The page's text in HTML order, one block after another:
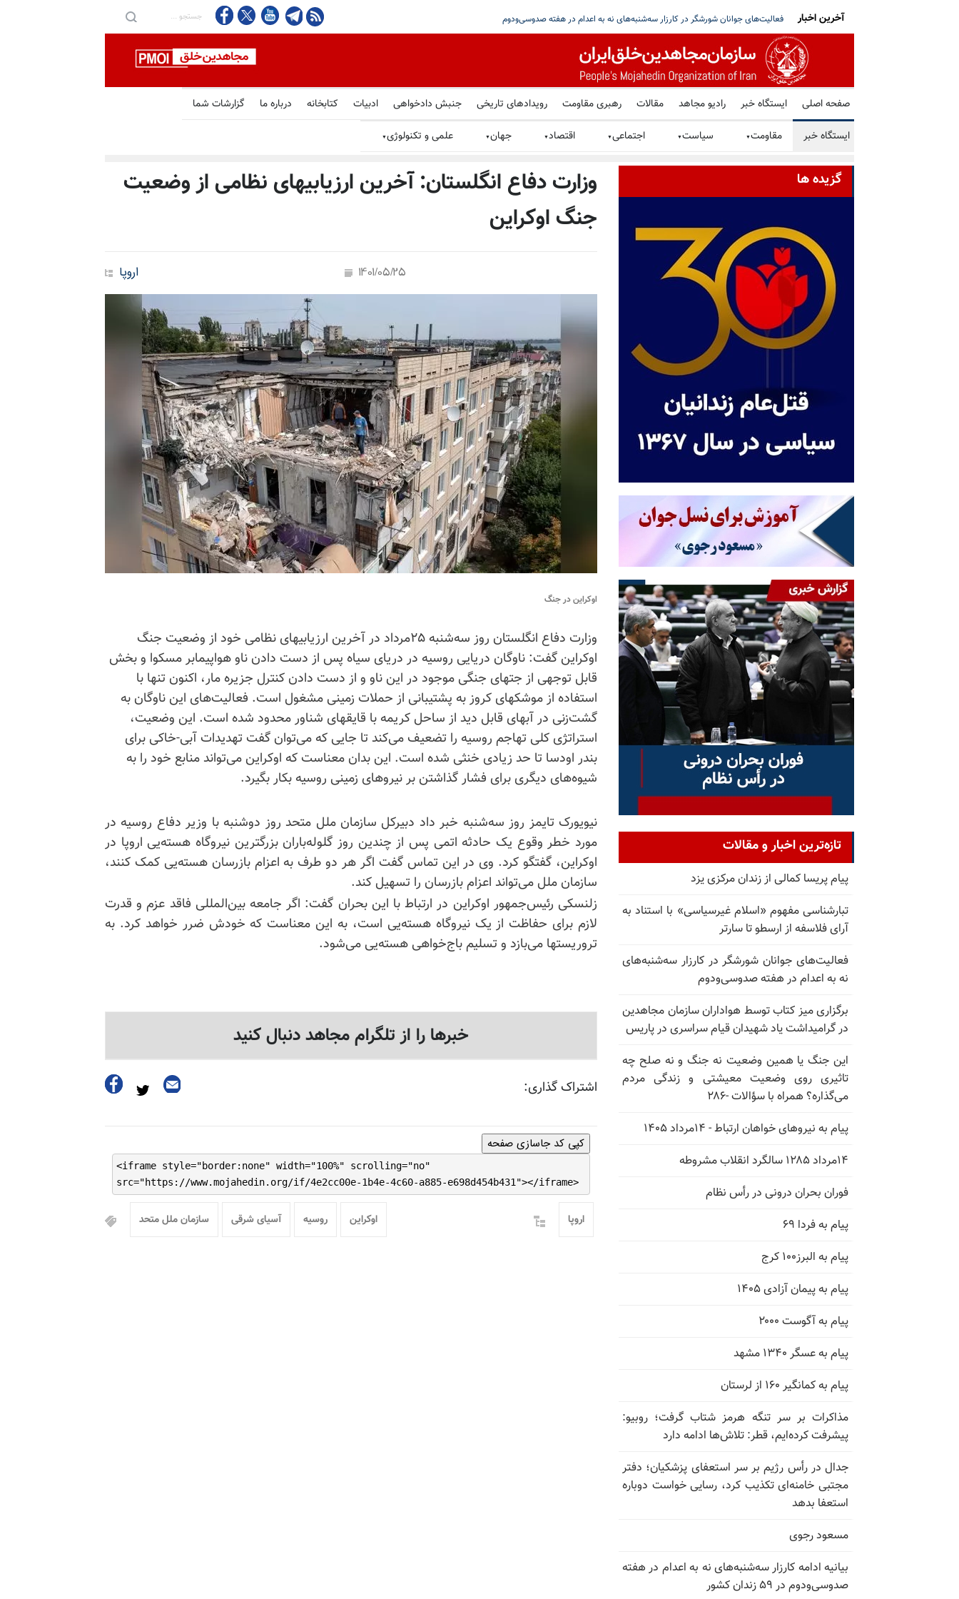
برگزاری میز کتاب توسط هواداران سازمان مجاهدین در گرامیداشت یاد شهیدان قیام سراسری در پاریس پیشرفت کرده‌ایم، قطر: تلاش‌ها ادامه دارد
آخرین اخبار
صفحه اصلی ایستگاه خبر رادیو مجاهد مقالات رهبری مقاومت رویدادهای تاریخی جنبش دادخواهی ادبیات کتابخانه درباره ما گزارشات شما
ایستگاه خبر مقاومت▼ سیاست▼ اجتماعی▼ اقتصاد▼ جهان▼ علمی و تکنولوژی▼
وزارت دفاع انگلستان: آخرین ارزیابیهای نظامی از وضعیت
جنگ اوکراین
اروپا 1401/05/25
اوکراین در جنگ
وزارت دفاع انگلستان روز سه‌شنبه ۲۵مرداد در آخرین ارزیابیهای نظامی خود از وضعیت جنگ
اوکراین گفت: ناوگان دریایی روسیه در دریای سیاه پس از دست دادن ناو هواپیمابر مسکوا و بخش
قابل توجهی از جتهای جنگی موجود در این ناو و از دست دادن کنترل جزیره مار، اکنون تنها با
استفاده از موشکهای کروز به پشتیبانی از حملات زمینی مشغول است. فعالیت‌های این ناوگان به
گشت‌زنی در آبهای قابل دید از ساحل کریمه با قایقهای شناور محدود شده است. این وضعیت،
استراتژی کلی تهاجم روسیه را تضعیف می‌کند تا جایی که می‌توان گفت تهدیدات آبی-خاکی برای
بندر اودسا تا حد زیادی خنثی شده است. این بدان معناست که اوکراین می‌تواند منابع خود را به
شیوه‌های دیگری برای فشار گذاشتن بر نیروهای زمینی روسیه بکار بگیرد.
نیویورک تایمز روز سه‌شنبه خبر داد دبیرکل سازمان ملل متحد روز دوشنبه با وزیر دفاع روسیه در
مورد خطر وقوع یک حادثه اتمی پس از چندین روز گلوله‌باران بزرگترین نیروگاه هسته‌یی اروپا در
اوکراین، گفتگو کرد. وی در این تماس گفت اگر هر دو طرف به اعزام بازرسان هسته‌یی کمک کنند،
سازمان ملل می‌تواند اعزام بازرسان را تسهیل کند.
زلنسکی رئیس‌جمهور اوکراین در ارتباط با این بحران گفت: اگر جامعه بین‌المللی فاقد عزم و قدرت
لازم برای حفاظت از یک نیروگاه هسته‌یی است، به این معناست که خودش ضرر خواهد کرد. به
تروریستها می‌بازد و تسلیم باج‌خواهی هسته‌یی می‌شود.
خبرها را از تلگرام مجاهد دنبال کنید
اشتراک گذاری:
کپی کد جاسازی صفحه
<iframe style="border:none" width="100%" scrolling="no"
src="https://www.mojahedin.org/if/4e2cc00e-1b4e-4c60-a885-e698d454b431"></iframe>
اوکراین روسیه آسیای شرقی سازمان ملل متحد اروپا
گزیده ها
تازه‌ترین اخبار و مقالات
پیام پریسا کمالی از زندان مرکزی یزد
تبارشناسی مفهوم «اسلام غیرسیاسی» با استناد به
آرای فلاسفه از ارسطو تا سارتر
فعالیت‌های جوانان شورشگر در کارزار سه‌شنبه‌های
نه به اعدام در هفته صدوسی‌و‌دوم
برگزاری میز کتاب توسط هواداران سازمان مجاهدین
در گرامیداشت یاد شهیدان قیام سراسری در پاریس
این جنگ یا همین وضعیت نه جنگ و نه صلح چه
تاثیری روی وضعیت معیشتی و زندگی مردم
می‌گذاره؟ همراه با سؤالات -۲۸۶
پیام به نیروهای خواهان ارتباط - ۱۴مرداد ۱۴۰۵
۱۴مرداد ۱۲۸۵ سالگرد انقلاب مشروطه
فوران بحران درونی در رأس نظام
پیام به فردا ۶۹
پیام به البرز۱۰۰ کرج
پیام به پیمان آزادی ۱۴۰۵
پیام به آگوست ۲۰۰۰
پیام به عسگر ۱۳۴۰ مشهد
پیام به کمانگیر ۱۶۰ از لرستان
مذاکرات بر سر تنگه هرمز شتاب گرفت؛ روبیو:
پیشرفت کرده‌ایم، قطر: تلاش‌ها ادامه دارد
جدال در رأس رژیم بر سر استعفای پزشکیان؛ دفتر
مجتبی خامنه‌ای تکذیب کرد، رسایی خواست دوباره
استعفا بدهد
مسعود رجوی
بیانیه ادامه کارزار سه‌شنبه‌های نه به اعدام در هفته
صدوسی‌و‌دوم در ۵۹ زندان کشور